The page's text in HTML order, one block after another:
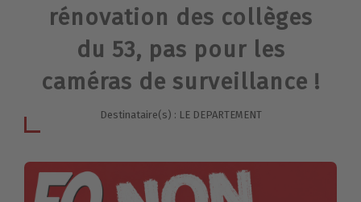
rénovation des collèges
du 53, pas pour les
caméras de surveillance !
Destinataire(s) : LE DEPARTEMENT